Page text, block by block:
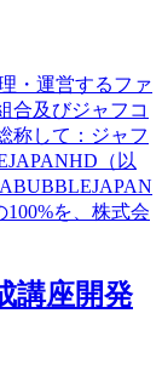
・運営するファ
合及びジャフコ
称して：ジャフ
（以
を、株式会
講座開発